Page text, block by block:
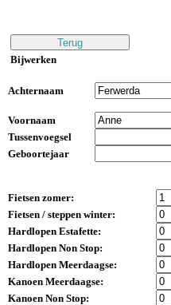
Bijwerken
Achternaam
Voornaam
Tussenvoegsel
Geboortejaar
Fietsen zomer:
Fietsen / steppen winter:
Hardlopen Estafette:
Hardlopen Non Stop:
Hardlopen Meerdaagse:
Kanoen Meerdaagse:
Kanoen Non Stop: